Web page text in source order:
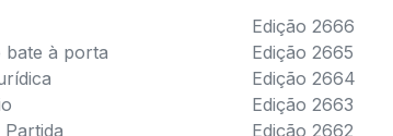
bate à porta
Edição 2666
Edição 2665
Edição 2664
Edição 2663
Edição 2662